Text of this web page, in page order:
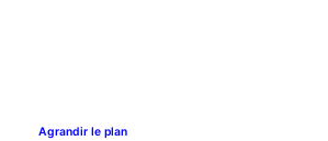
Agrandir le plan